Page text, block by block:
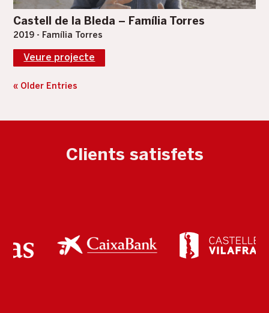
Castell de la Bleda – Família Torres
2019 - Família Torres
Veure projecte
« Older Entries
Clients satisfets